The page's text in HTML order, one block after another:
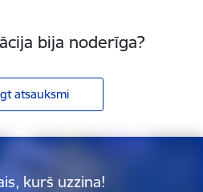
bija noderīga?
atsauksmi
kurš uzzina!